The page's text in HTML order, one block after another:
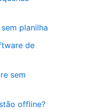
planilha
de
sem
offline?